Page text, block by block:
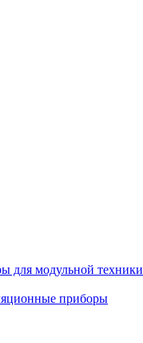
для модульной техники
приборы